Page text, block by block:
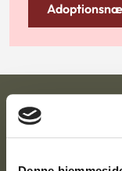
Ankestyrelsen
Postadresse: